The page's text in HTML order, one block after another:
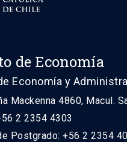
de Economía
Economía y
Mackenna 4860, Macul.
2 2354 4303
Postgrado: +56 2 2354